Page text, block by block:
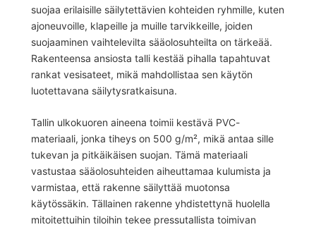
suojaa erilaisille säilytettävien kohteiden ryhmille, kuten
ajoneuvoille, klapeille ja muille tarvikkeille, joiden
suojaaminen vaihtelevilta sääolosuhteilta on tärkeää.
Rakenteensa ansiosta talli kestää pihalla tapahtuvat
rankat vesisateet, mikä mahdollistaa sen käytön
luotettavana säilytysratkaisuna.
Tallin ulkokuoren aineena toimii kestävä PVC-
materiaali, jonka tiheys on 500 g/m², mikä antaa sille
tukevan ja pitkäikäisen suojan. Tämä materiaali
vastustaa sääolosuhteiden aiheuttamaa kulumista ja
varmistaa, että rakenne säilyttää muotonsa
käytössäkin. Tällainen rakenne yhdistettynä huolella
mitoitettuihin tiloihin tekee pressutallista toimivan